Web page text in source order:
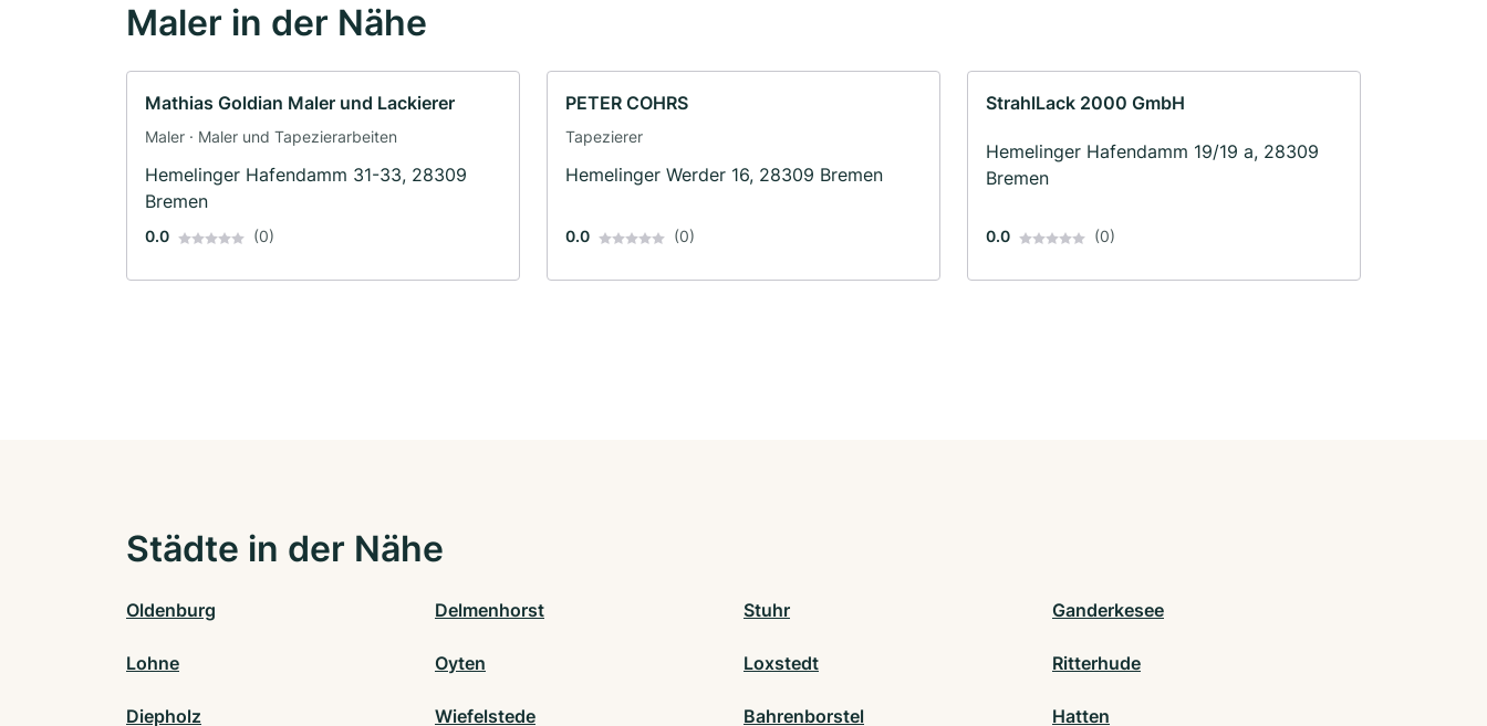
Maler in der Nähe
Mathias Goldian Maler und Lackierer
Maler · Maler und Tapezierarbeiten
Hemelinger Hafendamm 31-33, 28309
Bremen
0.0 (0)
PETER COHRS
Tapezierer
Hemelinger Werder 16, 28309 Bremen
0.0 (0)
StrahlLack 2000 GmbH
Hemelinger Hafendamm 19/19 a, 28309
Bremen
0.0 (0)
Städte in der Nähe
Oldenburg Delmenhorst Stuhr Ganderkesee
Lohne Oyten Loxstedt Ritterhude
Diepholz Wiefelstede Bahrenborstel Hatten